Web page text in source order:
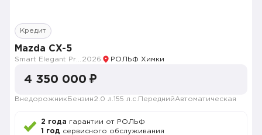
Кредит
Mazda CX-5
2026 РОЛЬФ Химки
4 350 000 ₽
Внедорожник Бензин2.0 л. 155 л.с. ПереднийАвтоматическая
2 года гарантии от РОЛЬФ
1 год сервисного обслуживания